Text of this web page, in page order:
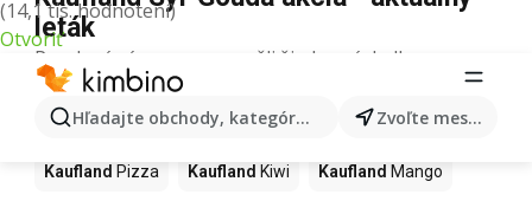
(14,1 tis. hodnotení)
Otvoriť
Hľadajte obchody, kategórie, produkty... Zvoľte mesto
leták
Pre daný výraz sme nenašli žiadne výsledky.
Ďalšie produkty v obchodoch
Kaufland
Kaufland Pizza Kaufland Kiwi Kaufland Mango